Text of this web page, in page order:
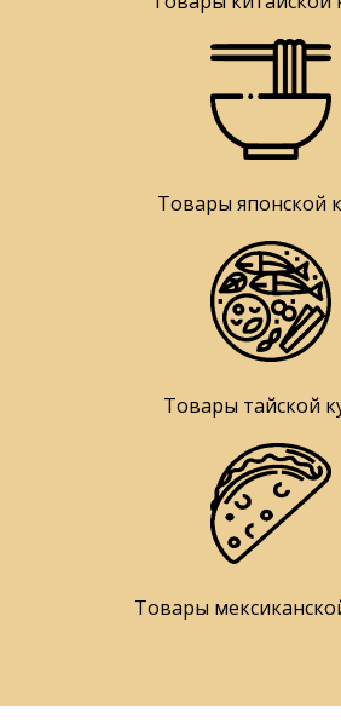
Товары японской
Товары тайской
Товары